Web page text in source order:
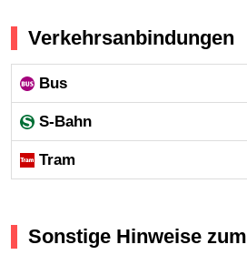
Verkehrsanbindungen
Bus
S-Bahn
Tram
Sonstige Hinweise